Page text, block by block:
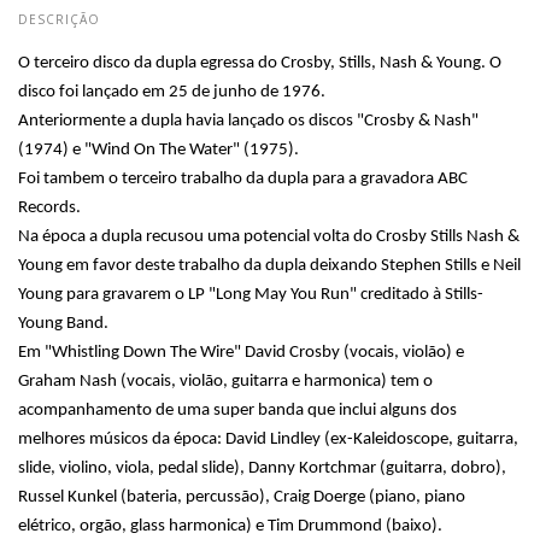
DESCRIÇÃO
O terceiro disco da dupla egressa do Crosby, Stills, Nash & Young. O
disco foi lançado em 25 de junho de 1976.
Anteriormente a dupla havia lançado os discos "Crosby & Nash"
(1974) e "Wind On The Water" (1975).
Foi tambem o terceiro trabalho da dupla para a gravadora ABC
Records.
Na época a dupla recusou uma potencial volta do Crosby Stills Nash &
Young em favor deste trabalho da dupla deixando Stephen Stills e Neil
Young para gravarem o LP "Long May You Run" creditado à Stills-
Young Band.
Em "Whistling Down The Wire" David Crosby (vocais, violão) e
Graham Nash (vocais, violão, guitarra e harmonica) tem o
acompanhamento de uma super banda que inclui alguns dos
melhores músicos da época: David Lindley (ex-Kaleidoscope, guitarra,
slide, violino, viola, pedal slide), Danny Kortchmar (guitarra, dobro),
Russel Kunkel (bateria, percussão), Craig Doerge (piano, piano
elétrico, orgão, glass harmonica) e Tim Drummond (baixo).